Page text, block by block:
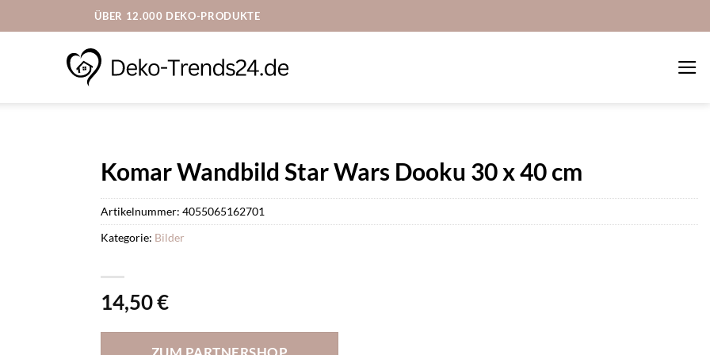
ÜBER 12.000 DEKO-PRODUKTE
Komar Wandbild Star Wars Dooku 30 x 40 cm
14,50€
Artikelnummer: 4055065162701
Kategorie: Bilder